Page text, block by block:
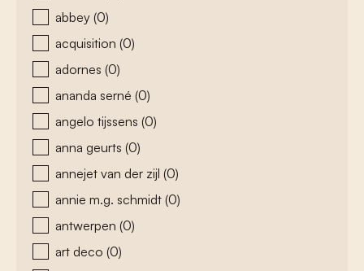
abbey (0)
acquisition (0)
adornes (0)
ananda serné (0)
angelo tijssens (0)
anna geurts (0)
annejet van der zijl (0)
annie m.g. schmidt (0)
antwerpen (0)
art deco (0)